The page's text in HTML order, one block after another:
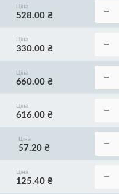
Ціна
528.00 ₴
Ціна
330.00 ₴
Ціна
660.00 ₴
Ціна
616.00 ₴
Ціна
57.20 ₴
Ціна
125.40 ₴